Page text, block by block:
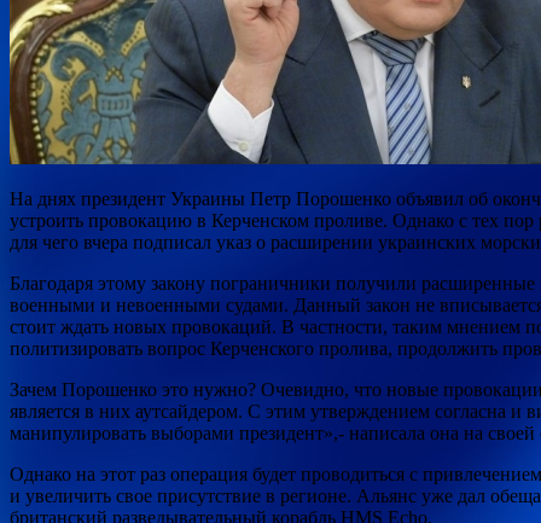
На днях президент Украины Петр Порошенко объявил об
устроить провокацию в Керченском проливе. Однако с тех
для чего вчера подписал указ о расширении украинских
Благодаря этому закону пограничники получили
военными и невоенными судами. Данный закон не
стоит ждать новых провокаций. В частности, таким мнением
политизировать вопрос Керченского пролива, продолжить
Зачем Порошенко это нужно? Очевидно, что новые
является в них аутсайдером. С этим утверждением согласна
манипулировать выборами президент»,- написала она на своей
Однако на этот раз операция будет проводиться с
и увеличить свое присутствие в регионе. Альянс уже дал
британский разведывательный корабль HMS Echo.